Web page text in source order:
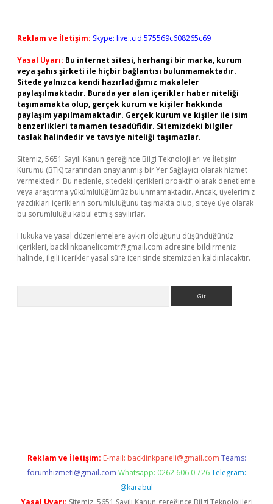
Reklam ve İletişim: Skype: live:.cid.575569c608265c69
Yasal Uyarı: Bu internet sitesi, herhangi bir marka, kurum
veya şahıs şirketi ile hiçbir bağlantısı bulunmamaktadır.
Sitede yalnızca kendi hazırladığımız makaleler
paylaşılmaktadır. Burada yer alan içerikler haber niteliği
taşımamakta olup, gerçek kurum ve kişiler hakkında
paylaşım yapılmamaktadır. Gerçek kurum ve kişiler ile isim
benzerlikleri tamamen tesadüfidir. Sitemizdeki bilgiler
taslak halindedir ve tavsiye niteliği taşımazlar.
Sitemiz, 5651 Sayılı Kanun gereğince Bilgi Teknolojileri ve İletişim
Kurumu (BTK) tarafından onaylanmış bir Yer Sağlayıcı olarak hizmet
vermektedir. Bu nedenle, sitedeki içerikleri proaktif olarak denetleme
veya araştırma yükümlülüğümüz bulunmamaktadır. Ancak, üyelerimiz
yazdıkları içeriklerin sorumluluğunu taşımakta olup, siteye üye olarak
bu sorumluluğu kabul etmiş sayılırlar.
Hukuka ve yasal düzenlemelere aykırı olduğunu düşündüğünüz
içerikleri, backlinkpanelicomtr@gmail.com adresine bildirmeniz
halinde, ilgili içerikler yasal süre içerisinde sitemizden kaldırılacaktır.
Reklam ve İletişim: E-mail: backlinkpaneli@gmail.com Teams:
forumhizmeti@gmail.com Whatsapp: 0262 606 0 726 Telegram:
@karabul
Yasal Uyarı: Sitemiz, 5651 Sayılı Kanun gereğince Bilgi Teknolojileri